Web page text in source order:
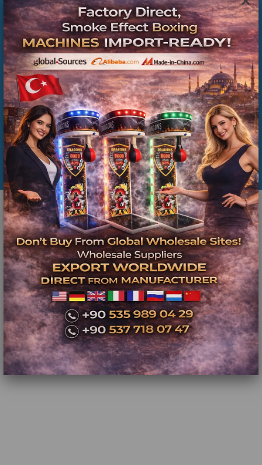
Smoke Effect Boxing Machine Supplier | Balkan
Countries Arcade Boxing Machine